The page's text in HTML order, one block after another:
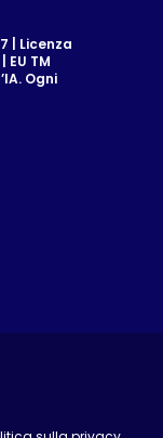
| Licenza
TM
Ogni